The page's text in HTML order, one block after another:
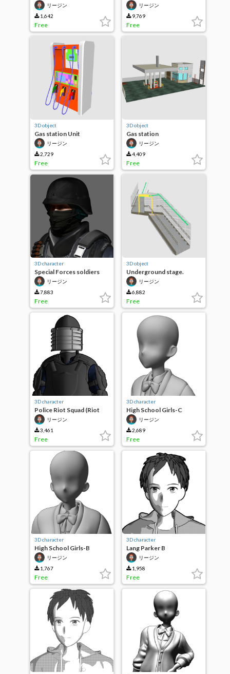
リージン
1,642
Free
リージン
9,769
Free
3D object
Gas station Unit
リージン
2,729
Free
3D object
Gas station
リージン
4,409
Free
3D character
Special Forces soldiers
リージン
7,883
Free
3D object
Underground stage.
リージン
6,882
Free
3D character
Police Riot Squad (Riot
Police)リージン
3,461
Free
3D character
High School Girls-C
リージン
2,689
Free
3D character
High School Girls-B
リージン
1,767
Free
3D character
Lang Parker B
リージン
1,958
Free